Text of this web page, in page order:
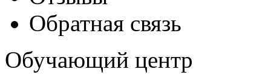
Обратная связь
Обучающий центр